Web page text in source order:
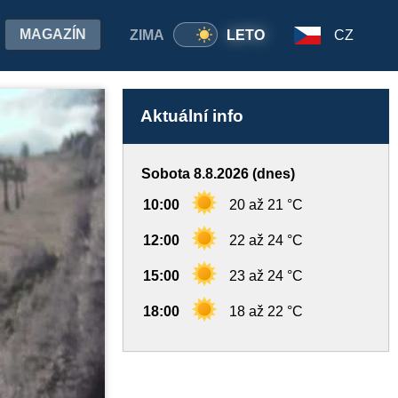
ZIMA LETO
MAGAZÍN CZ
Aktuální info
Sobota 8.8.2026 (dnes)
10:00 20 až 21 °C
12:00 22 až 24 °C
15:00 23 až 24 °C
18:00 18 až 22 °C